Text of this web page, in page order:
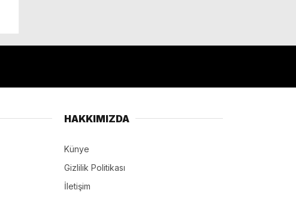
HAKKIMIZDA
Künye
Gizlilik Politikası
İletişim